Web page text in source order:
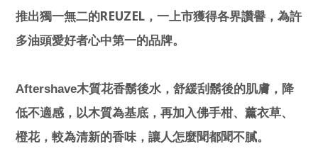
推出獨一無二的REUZEL ，一上市獲得各界讚譽，為許
多油頭愛好者心中第一的品牌。
Aftershave木質花香鬍後水，舒緩刮鬍後的肌膚，降
低不適感，以木質為基底，再加入佛手柑、薰衣草、
橙花，較為清新的香味，讓人怎麼聞都聞不膩。